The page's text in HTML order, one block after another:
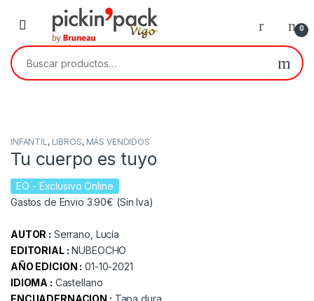
Skip to navigation
Skip to content
0
Buscar por:
INFANTIL , LIBROS, MÁS VENDIDOS
Tu cuerpo es tuyo
EO - Exclusivo Online
Gastos de Envio 3.90€ (Sin Iva)
AUTOR : Serrano, Lucía
EDITORIAL : NUBEOCHO
AÑO EDICION : 01-10-2021
IDIOMA : Castellano
ENCUADERNACION : Tapa dura